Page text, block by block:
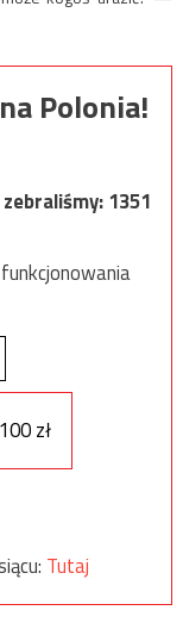
Polonia!
zebraliśmy:1351
100 zł
Tutaj